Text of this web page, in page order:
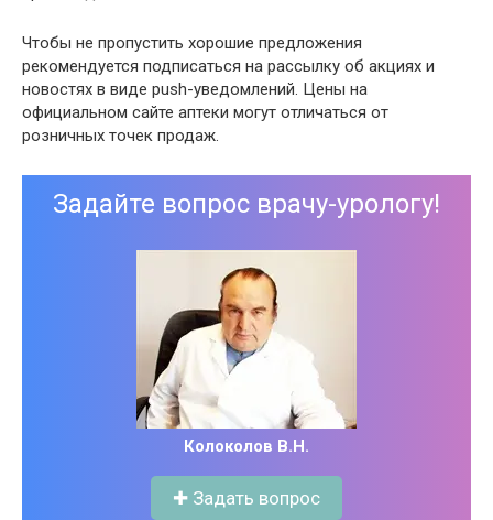
Чтобы не пропустить хорошие предложения
рекомендуется подписаться на рассылку об акциях и
новостях в виде push-уведомлений. Цены на
официальном сайте аптеки могут отличаться от
розничных точек продаж.
Задайте вопрос врачу-урологу!
Колоколов В.Н.
✚ Задать вопрос